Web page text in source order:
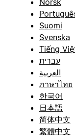
Suomi
Svenska
Tiếng
עברית
العربية
ภาษาไทย
한국어
日本語
简体中文
繁體中文